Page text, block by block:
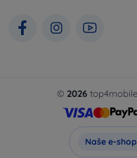
© 2026
Naše e-